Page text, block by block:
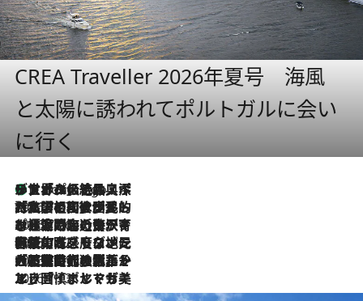
CREA Traveller 2026年夏号 海風
と太陽に誘われてポルトガルに会い
に行く
5 Hours Ago
リスボンの絶品スイーツ「パステル・デ・ナタ」とは？ポルトガル伝統の奥深い世界へ
2026.7.27
「私の祖国はポルトガル語です」国民的詩人フェルナンド・ペソアと、彼が愛した文学の街を歩く
2026.7.26
ポルトガル近海が育む極上の海の幸。キリリと冷えた白ワインと愉しむ、シーフード専門店の贅沢
2026.7.22
伝統の味をモダンに昇華。高感度な地元客が集う、リスボンの最旬ガストロノミー
2026.7.21
大航海時代の栄華から、震災、独裁、そして革命へ。ポルトガル・首都リスボンの石畳に刻まれた「歴史の光と影」
2026.7.13
エッセイ・ヤマザキマリ「慎ましくも美しき国 ポルトガル」